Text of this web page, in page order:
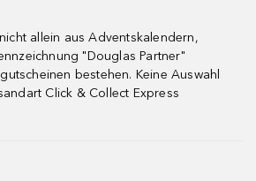
allein aus Adventskalendern,
"Douglas Partner"
bestehen. Keine Auswahl
Click & Collect Express